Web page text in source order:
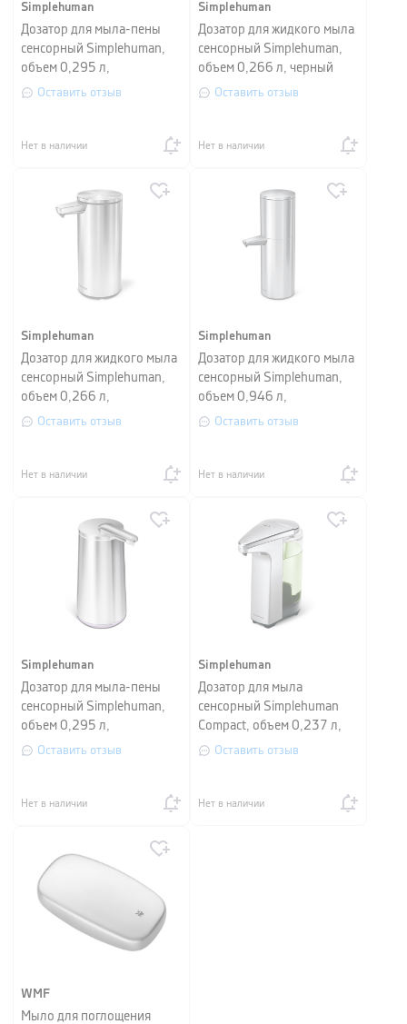
Simplehuman
Дозатор для мыла-пены
сенсорный Simplehuman,
объем 0,295 л,
серебристый
Оставить отзыв
Нет в наличии
Simplehuman
Дозатор для жидкого мыла
сенсорный Simplehuman,
объем 0,266 л, черный
матовый
Оставить отзыв
Нет в наличии
Simplehuman
Дозатор для жидкого мыла
сенсорный Simplehuman,
объем 0,266 л,
серебристый матовый
Оставить отзыв
Нет в наличии
Simplehuman
Дозатор для жидкого мыла
сенсорный Simplehuman,
объем 0,946 л,
серебристый матовый
Оставить отзыв
Нет в наличии
Simplehuman
Дозатор для мыла-пены
сенсорный Simplehuman,
объем 0,295 л,
серебристый матовый
Оставить отзыв
Нет в наличии
Simplehuman
Дозатор для мыла
сенсорный Simplehuman
Compact, объем 0,237 л,
серебристый
Оставить отзыв
Нет в наличии
WMF
Мыло для поглощения